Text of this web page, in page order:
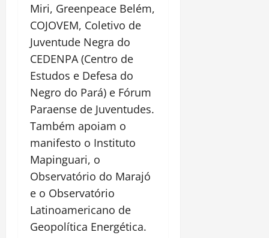
Miri, Greenpeace Belém,
COJOVEM, Coletivo de
Juventude Negra do
CEDENPA (Centro de
Estudos e Defesa do
Negro do Pará) e Fórum
Paraense de Juventudes.
Também apoiam o
manifesto o Instituto
Mapinguari, o
Observatório do Marajó
e o Observatório
Latinoamericano de
Geopolítica Energética.